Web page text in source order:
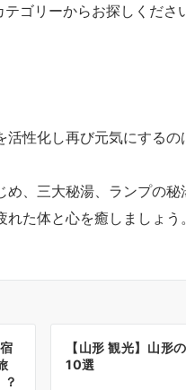
性化し再び元気にする
、三大秘湯、ランプの秘
た体と心を癒しましょう。
【山形 観光】山形
10選